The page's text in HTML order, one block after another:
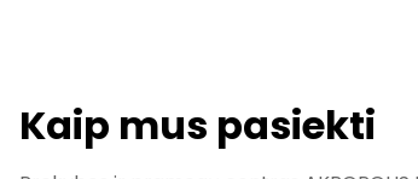
Kaip mus pasiekti